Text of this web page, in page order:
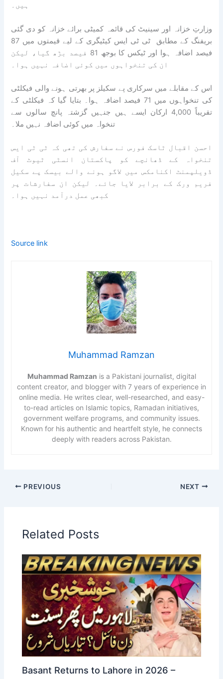
ہیں۔
وزارتِ خزانہ اور سینیٹ کی قائمہ کمیٹی برائے خزانہ کو دی گئی
بریفنگ کے مطابق ٹی ٹی ایس کیٹیگری کے لیے قیمتوں میں 87
فیصد اضافہ ہوا اور ٹیکس کا بوجھ 81 فیصد بڑھ گیا، لیکن
اس کے مقابلے میں سرکاری پے سکیلز پر بھرتی ہونے والی فیکلٹی
کی تنخواہوں میں 71 فیصد اضافہ ہوا۔ بتایا گیا کہ فیکلٹی کے
تقریباً 4,000 ارکان ایسے ہیں جنہیں گزشتہ پانچ سالوں سے
تنخواہ میں کوئی اضافہ نہیں ملا۔
احسن اقبال ٹاسک فورس نے سفارش کی تھی کہ ٹی ٹی ایس
تنخواہ کے ڈھانچے کو پاکستان انسٹی ٹیوٹ آف
ڈویلپمنٹ اکنامکس میں لاگو ہونے والے بیسک پے سکیل
فریم ورک کے برابر لایا جائے۔ لیکن ان سفارشات پر
کبھی عمل درآمد نہیں ہوا۔
Source link
Muhammad Ramzan
Muhammad Ramzan is a Pakistani journalist, digital
content creator, and blogger with 7 years of experience in
online media. He writes clear, well-researched, and easy-
to-read articles on Islamic topics, Ramadan initiatives,
government welfare programs, and community issues.
Known for his authentic and heartfelt style, he connects
deeply with readers across Pakistan.
PREVIOUS NEXT
Related Posts
Basant Returns to Lahore in 2026 –